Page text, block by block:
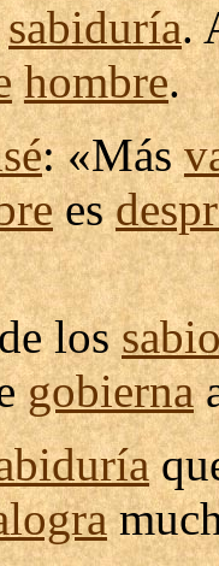
sabiduría.
hombre.
: «Más
es
los
gobierna